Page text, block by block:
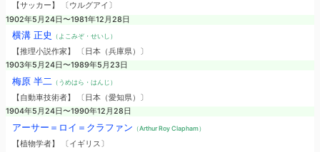
【サッカー】 〔ウルグアイ〕
1902年5月24日〜1981年12月28日
横溝 正史 （よこみぞ・せいし）
【推理小説作家】 〔日本（兵庫県）〕
1903年5月24日〜1989年5月23日
梅原 半二 （うめはら・はんじ）
【自動車技術者】 〔日本（愛知県）〕
1904年5月24日〜1990年12月28日
アーサー＝ロイ＝クラファン （Arthur Roy Clapham）
【植物学者】 〔イギリス〕